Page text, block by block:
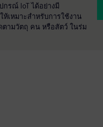
กรณ์ IoT ได้อย่างมี
เหมาะสำหรับการใช้งาน
ตามวัตถุ คน หรือสัตว์ ในร่ม